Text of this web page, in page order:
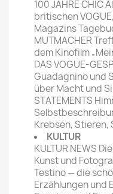
100 JAHRE CHIC
britischen
Magazins
MUTMACHER
dem Kinofilm
DAS VOGUE-
Guadagnino und
über Macht und
STATEMENTS
Krebsen, Stieren,
KULTUR
KULTUR NEWS
Kunst und
Testino — die
Erzählungen und